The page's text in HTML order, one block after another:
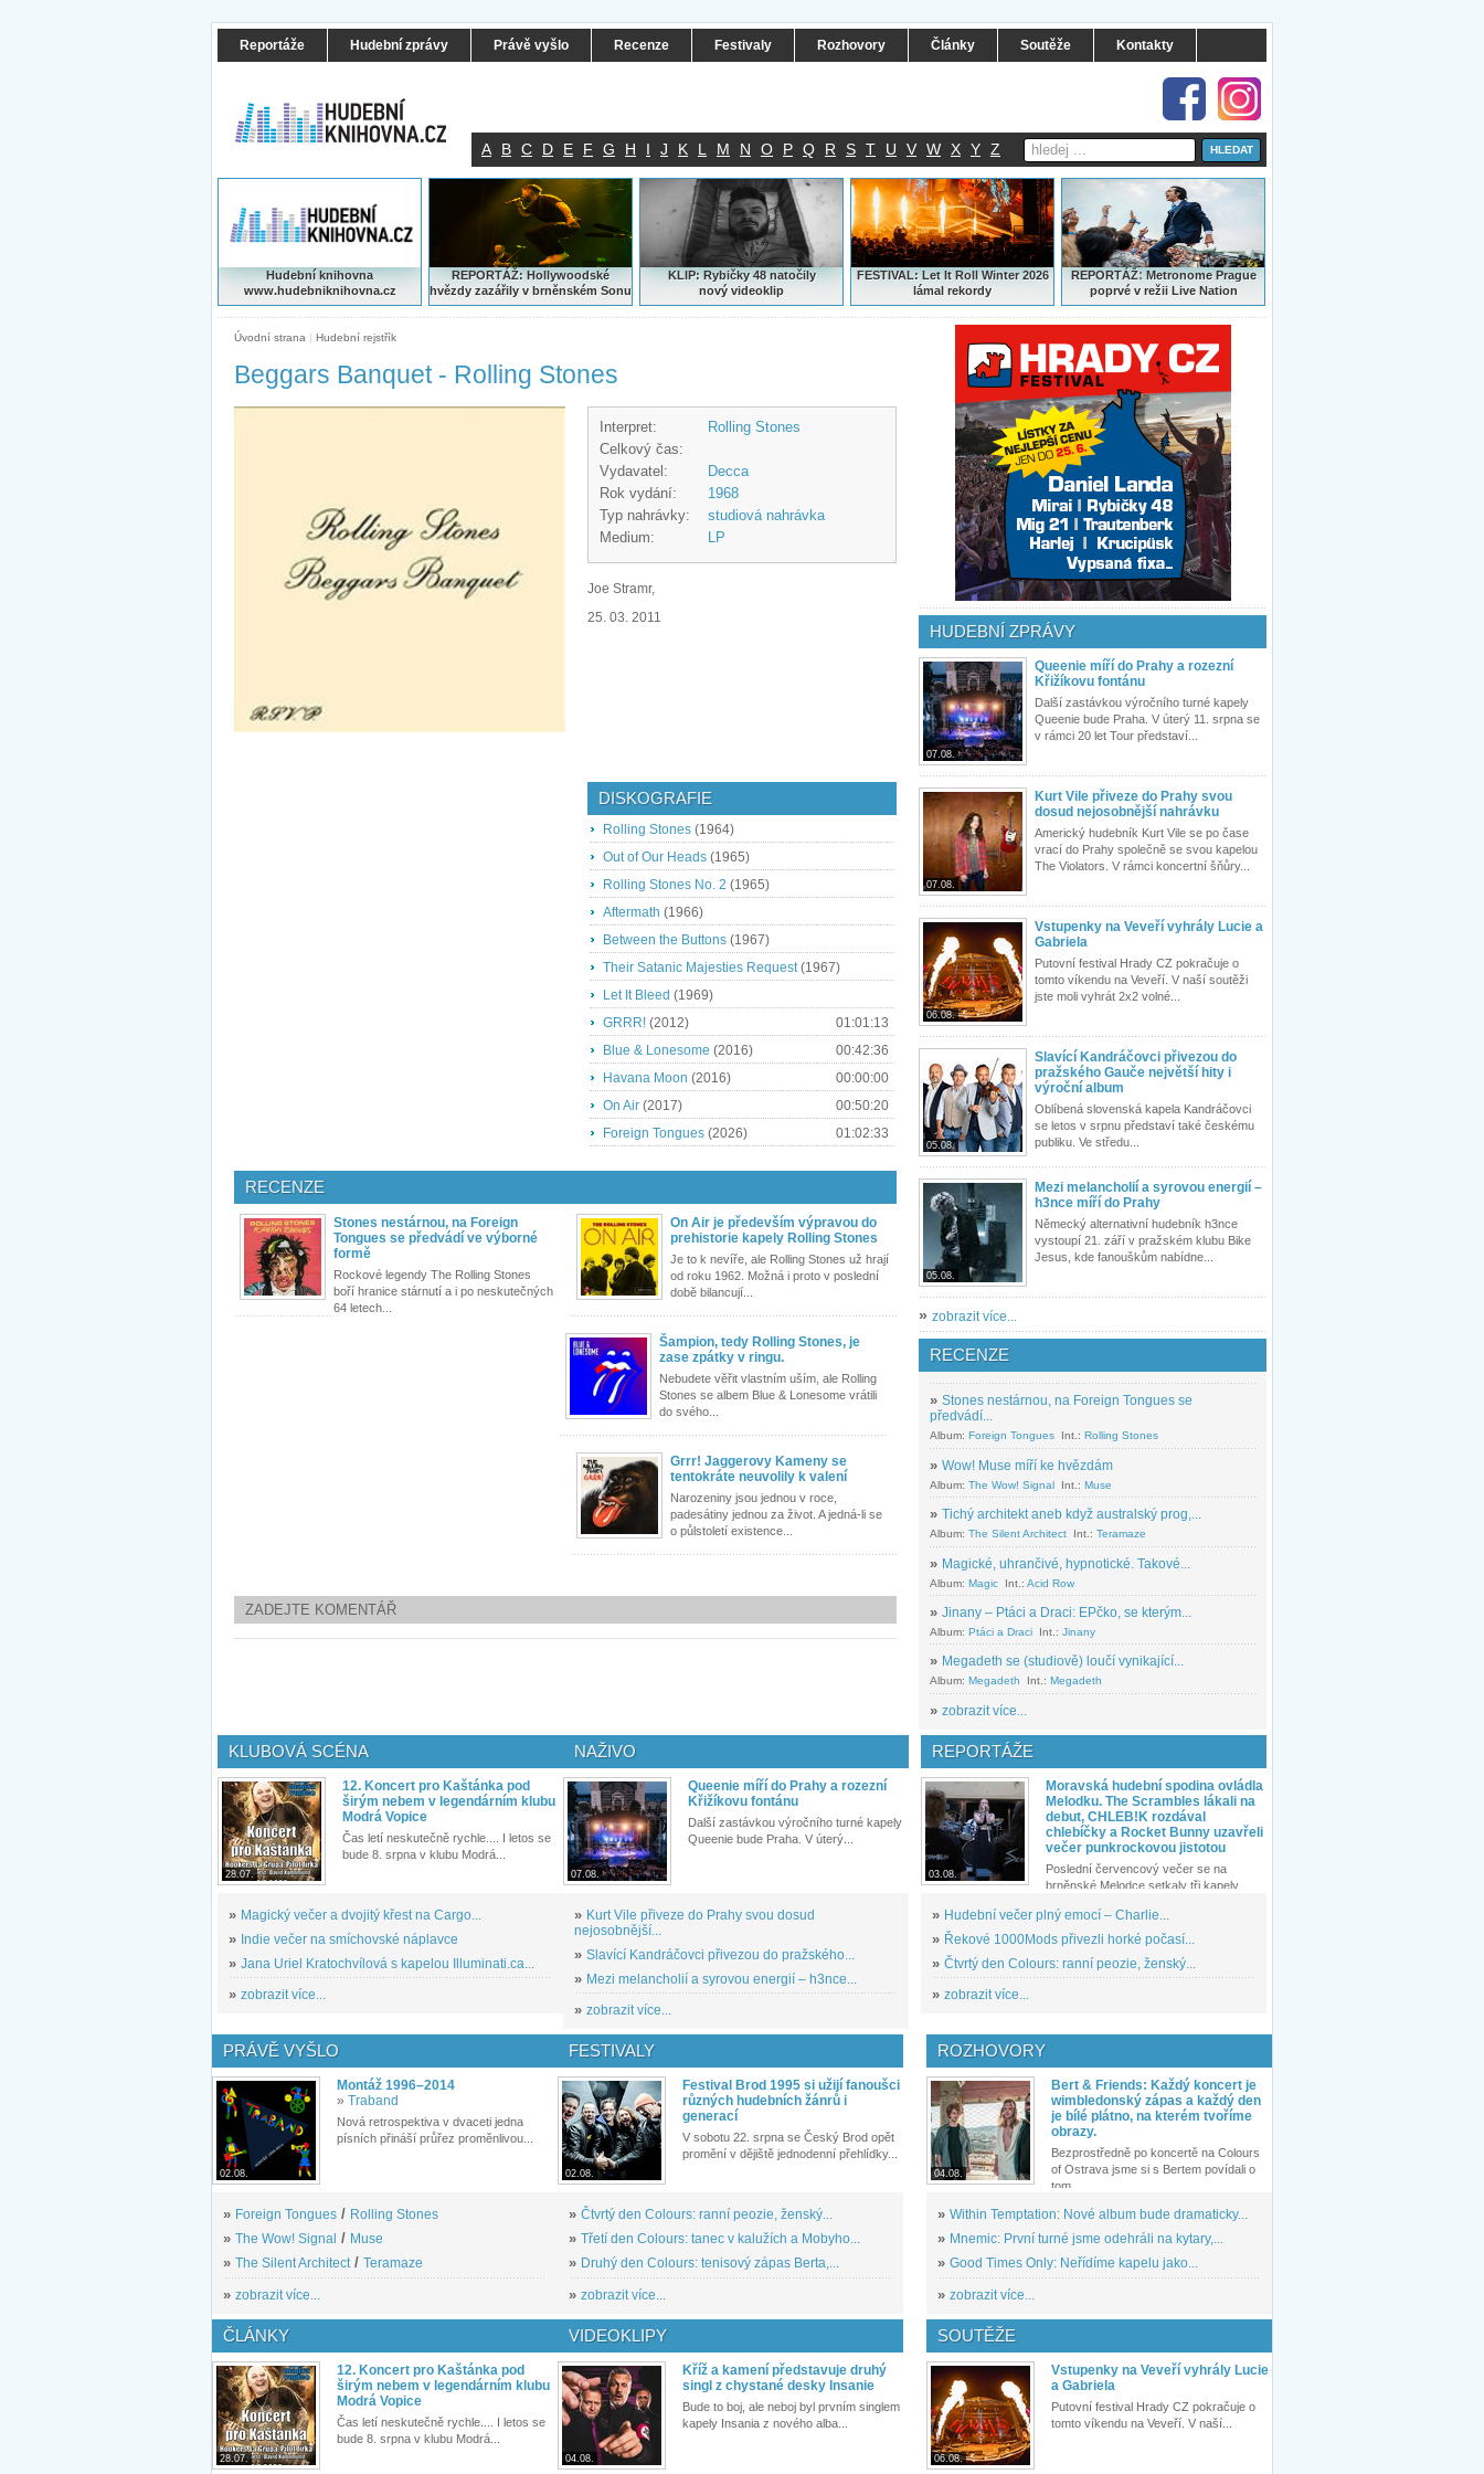
Reportáže Hudební zprávy Právě vyšlo Recenze Festivaly Rozhovory Články Soutěže Kontakty
A B C D E F G H I J K L M N O P Q R S T U V W X Y Z
Hudební knihovna
www.hudebniknihovna.cz
REPORTÁŽ: Hollywoodské
hvězdy zazářily v brněnském Sonu
KLIP: Rybičky 48 natočily
nový videoklip
FESTIVAL: Let It Roll Winter 2026
lámal rekordy
REPORTÁŽ:Metronome Prague
poprvé v režii Live Nation
Úvodní strana | Hudební rejstřík
Beggars Banquet - Rolling Stones
Interpret:
Rolling Stones
Celkový čas:
Vydavatel:
Decca
Rok vydání:
1968
Typ nahrávky:
studiová nahrávka
Medium:
LP
Joe Stramr,
25. 03. 2011
DISKOGRAFIE
Rolling Stones (1964)
Out of Our Heads (1965)
Rolling Stones No. 2 (1965)
Aftermath (1966)
Between the Buttons (1967)
Their Satanic Majesties Request(1967)
Let It Bleed (1969)
GRRR! (2012)
01:01:13
Blue & Lonesome (2016)
00:42:36
Havana Moon (2016)
00:00:00
On Air (2017)
00:50:20
Foreign Tongues (2026) 01:02:33
RECENZE
Stones nestárnou, na Foreign
Tongues se předvádí ve výborné
formě
Rockové legendy The Rolling Stones
boří hranice stárnutí a i po neskutečných
64 letech...
On Air je především výpravou do
prehistorie kapely Rolling Stones
Je to k nevíře, ale Rolling Stones už hrají
od roku 1962. Možná i proto v poslední
době bilancují...
Šampion, tedy Rolling Stones, je
zase zpátky v ringu.
Nebudete věřit vlastním uším, ale Rolling
Stones se albem Blue & Lonesome vrátili
do svého...
Grrr! Jaggerovy Kameny se
tentokráte neuvolily k valení
Narozeniny jsou jednou v roce,
padesátiny jednou za život. A jedná-li se
o půlstoletí existence...
ZADEJTE KOMENTÁŘ
HUDEBNÍ ZPRÁVY
07.08.
Queenie míří do Prahy a rozezní
Křižíkovu fontánu
Další zastávkou výročního turné kapely
Queenie bude Praha. V úterý 11. srpna se
v rámci 20 let Tour představí...
07.08.
Kurt Vile přiveze do Prahy svou
dosud nejosobnější nahrávku
Americký hudebník Kurt Vile se po čase
vrací do Prahy společně se svou kapelou
The Violators. V rámci koncertní šňůry...
06.08.
Vstupenky na Veveří vyhrály Lucie a
Gabriela
Putovní festival Hrady CZ pokračuje o
tomto víkendu na Veveří. V naší soutěži
jste moli vyhrát 2x2 volné...
05.08.
Slavící Kandráčovci přivezou do
pražského Gauče největší hity i
výroční album
Oblíbená slovenská kapela Kandráčovci
se letos v srpnu představí také českému
publiku. Ve středu...
05.08.
Mezi melancholií a syrovou energií –
h3nce míří do Prahy
Německý alternativní hudebník h3nce
vystoupí 21. září v pražském klubu Bike
Jesus, kde fanouškům nabídne...
» zobrazit více...
RECENZE
» Stones nestárnou, na Foreign Tongues se
předvádí...
Album: Foreign Tongues Int.: Rolling Stones
» Wow! Muse míří ke hvězdám
Album: The Wow! Signal Int.: Muse
» Tichý architekt aneb když australský prog,...
Album: The Silent Architect Int.: Teramaze
» Magické, uhrančivé, hypnotické. Takové...
Album: Magic Int.: Acid Row
» Jinany – Ptáci a Draci: EPčko, se kterým...
Album: Ptáci a Draci Int.: Jinany
» Megadeth se (studiově) loučí vynikající...
Album: Megadeth Int.: Megadeth
» zobrazit více...
KLUBOVÁ SCÉNA
28.07.
12. Koncert pro Kaštánka pod
širým nebem v legendárním klubu
Modrá Vopice
Čas letí neskutečně rychle.... I letos se
bude 8. srpna v klubu Modrá...
» Magický večer a dvojitý křest na Cargo...
» Indie večer na smíchovské náplavce
» Jana Uriel Kratochvílová s kapelou Illuminati.ca...
» zobrazit více...
NAŽIVO
07.08.
Queenie míří do Prahy a rozezní
Křižíkovu fontánu
Další zastávkou výročního turné kapely
Queenie bude Praha. V úterý...
» Kurt Vile přiveze do Prahy svou dosud
nejosobnější...
» Slavící Kandráčovci přivezou do pražského...
» Mezi melancholií a syrovou energií – h3nce...
» zobrazit více...
REPORTÁŽE
03.08.
Moravská hudební spodina ovládla
Melodku. The Scrambles lákali na
debut, CHLEB!K rozdával
chlebíčky a Rocket Bunny uzavřeli
večer punkrockovou jistotou
Poslední červencový večer se na
brněnské Melodce setkaly tři kapely...
» Hudební večer plný emocí – Charlie...
» Řekové 1000Mods přivezli horké počasí...
» Čtvrtý den Colours: ranní peozie, ženský...
» zobrazit více...
PRÁVĚ VYŠLO
02.08.
Montáž 1996–2014
» Traband
Nová retrospektiva v dvaceti jedna
písních přináší průřez proměnlivou...
» Foreign Tongues / Rolling Stones
» The Wow! Signal / Muse
» The Silent Architect/ Teramaze
» zobrazit více...
FESTIVALY
02.08.
Festival Brod 1995 si užijí fanoušci
různých hudebních žánrů i
generací
V sobotu 22. srpna se Český Brod opět
promění v dějiště jednodenní přehlídky...
» Čtvrtý den Colours: ranní peozie, ženský...
» Třetí den Colours: tanec v kalužích a Mobyho...
» Druhý den Colours: tenisový zápas Berta,...
» zobrazit více...
ROZHOVORY
04.08.
Bert & Friends: Každý koncert je
wimbledonský zápas a každý den
je bílé plátno, na kterém tvoříme
obrazy.
Bezprostředně po koncertě na Colours
of Ostrava jsme si s Bertem povídali o
tom,...
» Within Temptation: Nové album bude dramaticky...
» Mnemic: První turné jsme odehráli na kytary,...
» Good Times Only: Neřídíme kapelu jako...
» zobrazit více...
ČLÁNKY
28.07.
12. Koncert pro Kaštánka pod
širým nebem v legendárním klubu
Modrá Vopice
Čas letí neskutečně rychle.... I letos se
bude 8. srpna v klubu Modrá...
VIDEOKLIPY
04.08.
Kříž a kamení představuje druhý
singl z chystané desky Insanie
Bude to boj, ale neboj byl prvním singlem
kapely Insania z nového alba...
SOUTĚŽE
06.08.
Vstupenky na Veveří vyhrály Lucie
a Gabriela
Putovní festival Hrady CZ pokračuje o
tomto víkendu na Veveří. V naší...